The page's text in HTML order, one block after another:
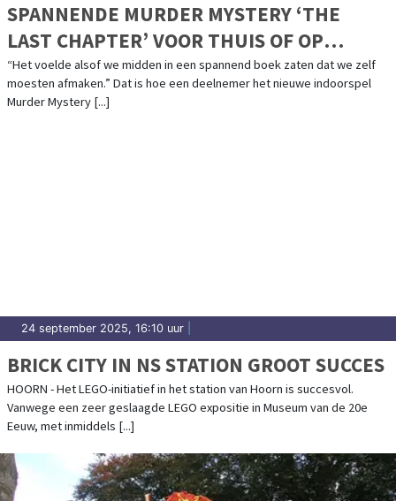
SPANNENDE MURDER MYSTERY ‘THE
LAST CHAPTER’ VOOR THUIS OF OP
LOCATIE
“Het voelde alsof we midden in een spannend boek zaten dat we zelf
moesten afmaken.” Dat is hoe een deelnemer het nieuwe indoorspel
Murder Mystery [...]
24 september 2025, 16:10 uur
BRICK CITY IN NS STATION GROOT SUCCES
HOORN - Het LEGO-initiatief in het station van Hoorn is succesvol.
Vanwege een zeer geslaagde LEGO expositie in Museum van de 20e
Eeuw, met inmiddels [...]